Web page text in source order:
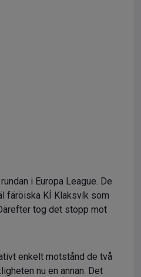
i Europa League. De
färöiska KÍ Klaksvík som
tog det stopp mot
enkelt motstånd de två
nu en annan. Det